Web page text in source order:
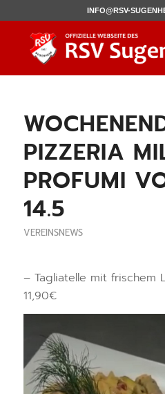
INFO@RSV-
PIZZERIA
PROFUMI
14.5
VEREINSNEWS
– Tagliatelle mit frischem
11,90€